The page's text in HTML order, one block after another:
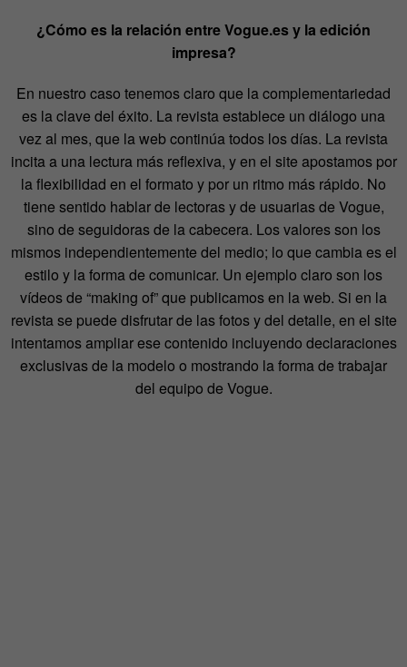
¿Cómo es la relación entre Vogue.es y la edición
impresa?
En nuestro caso tenemos claro que la complementariedad
es la clave del éxito. La revista establece un diálogo una
vez al mes, que la web continúa todos los días. La revista
incita a una lectura más reflexiva, y en el site apostamos por
la flexibilidad en el formato y por un ritmo más rápido. No
tiene sentido hablar de lectoras y de usuarias de Vogue,
sino de seguidoras de la cabecera. Los valores son los
mismos independientemente del medio; lo que cambia es el
estilo y la forma de comunicar. Un ejemplo claro son los
vídeos de “making of” que publicamos en la web. Si en la
revista se puede disfrutar de las fotos y del detalle, en el site
intentamos ampliar ese contenido incluyendo declaraciones
exclusivas de la modelo o mostrando la forma de trabajar
del equipo de Vogue.